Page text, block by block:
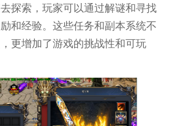
探索，玩家可以通过解谜和寻找
和经验。这些任务和副本系统不
更增加了游戏的挑战性和可玩